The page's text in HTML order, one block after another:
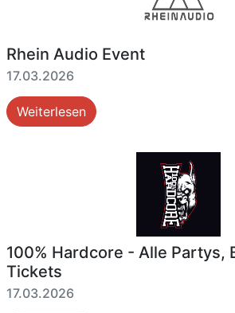
Rhein Audio Event
17.03.2026
Weiterlesen
100% Hardcore - Alle Partys,
Tickets
17.03.2026